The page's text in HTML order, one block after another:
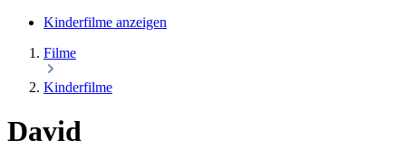
Kinderfilme anzeigen
Filme
Kinderfilme
David